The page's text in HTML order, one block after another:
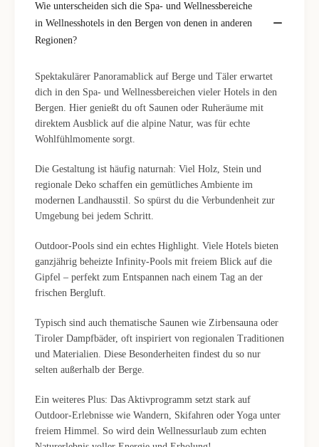
Wie unterscheiden sich die Spa- und Wellnessbereiche
in Wellnesshotels in den Bergen von denen in anderen
Regionen?
Spektakulärer Panoramablick auf Berge und Täler erwartet
dich in den Spa- und Wellnessbereichen vieler Hotels in den
Bergen. Hier genießt du oft Saunen oder Ruheräume mit
direktem Ausblick auf die alpine Natur, was für echte
Wohlfühlmomente sorgt.
Die Gestaltung ist häufig naturnah: Viel Holz, Stein und
regionale Deko schaffen ein gemütliches Ambiente im
modernen Landhausstil. So spürst du die Verbundenheit zur
Umgebung bei jedem Schritt.
Outdoor-Pools sind ein echtes Highlight. Viele Hotels bieten
ganzjährig beheizte Infinity-Pools mit freiem Blick auf die
Gipfel – perfekt zum Entspannen nach einem Tag an der
frischen Bergluft.
Typisch sind auch thematische Saunen wie Zirbensauna oder
Tiroler Dampfbäder, oft inspiriert von regionalen Traditionen
und Materialien. Diese Besonderheiten findest du so nur
selten außerhalb der Berge.
Ein weiteres Plus: Das Aktivprogramm setzt stark auf
Outdoor-Erlebnisse wie Wandern, Skifahren oder Yoga unter
freiem Himmel. So wird dein Wellnessurlaub zum echten